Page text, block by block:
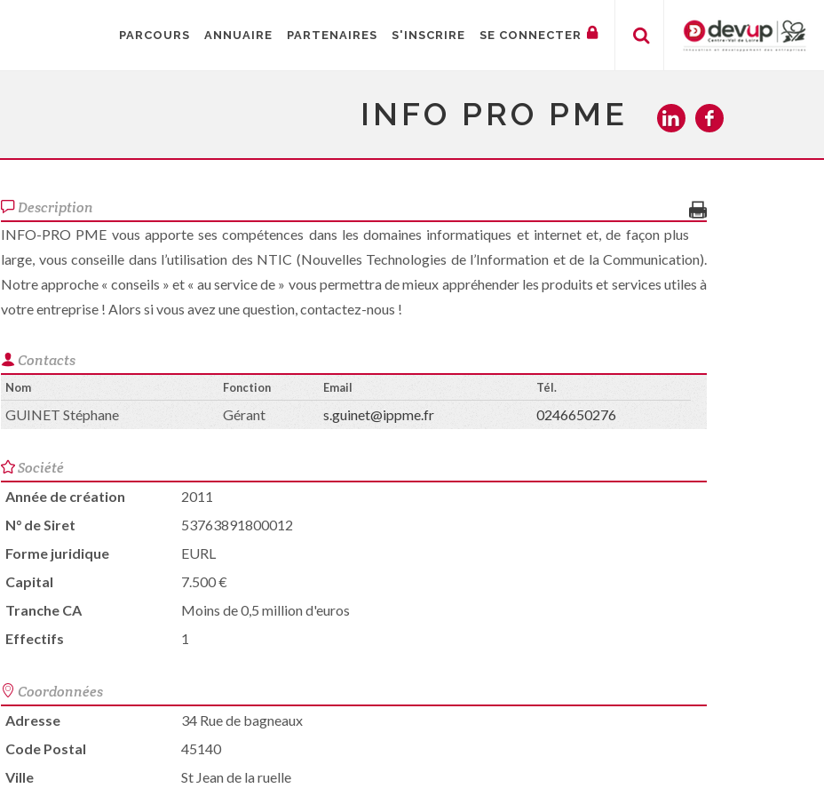
PARCOURS ANNUAIRE PARTENAIRES S'INSCRIRE SE CONNECTER
INFO PRO PME
Description
INFO-PRO PME vous apporte ses compétences dans les domaines informatiques et internet et, de façon plus
large, vous conseille dans l’utilisation des NTIC (Nouvelles Technologies de l’Information et de la Communication).
Notre approche « conseils » et « au service de » vous permettra de mieux appréhender les produits et services utiles à
votre entreprise ! Alors si vous avez une question, contactez-nous !
Contacts
Nom Fonction Email Tél.
GUINET Stéphane Gérant s.guinet@ippme.fr 0246650276
Société
Année de création
2011
N° de Siret
53763891800012
Forme juridique
EURL
Capital
7.500 €
Tranche CA
Moins de 0,5 million d'euros
Effectifs
1
Coordonnées
Adresse
34 Rue de bagneaux
Code Postal
45140
Ville
St Jean de la ruelle